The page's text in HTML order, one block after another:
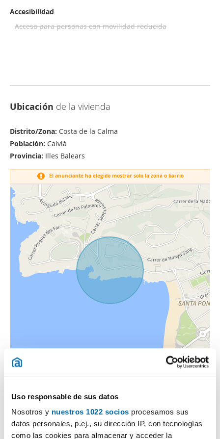
Uso responsable de sus datos
Nosotros y nuestros 1022 socios procesamos sus
datos personales, p.ej., su dirección IP, con tecnologías
como las cookies para almacenar y acceder la
Accesibilidad
Acceso para personas con movilidad reducida
Ubicación de la vivienda
Distrito/Zona: Costa de la Calma
Población: Calvià
Provincia: Illes Balears
El anunciante ha elegido mostrar solo la zona o barrio
Certificado energético